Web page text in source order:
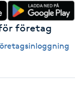
företag